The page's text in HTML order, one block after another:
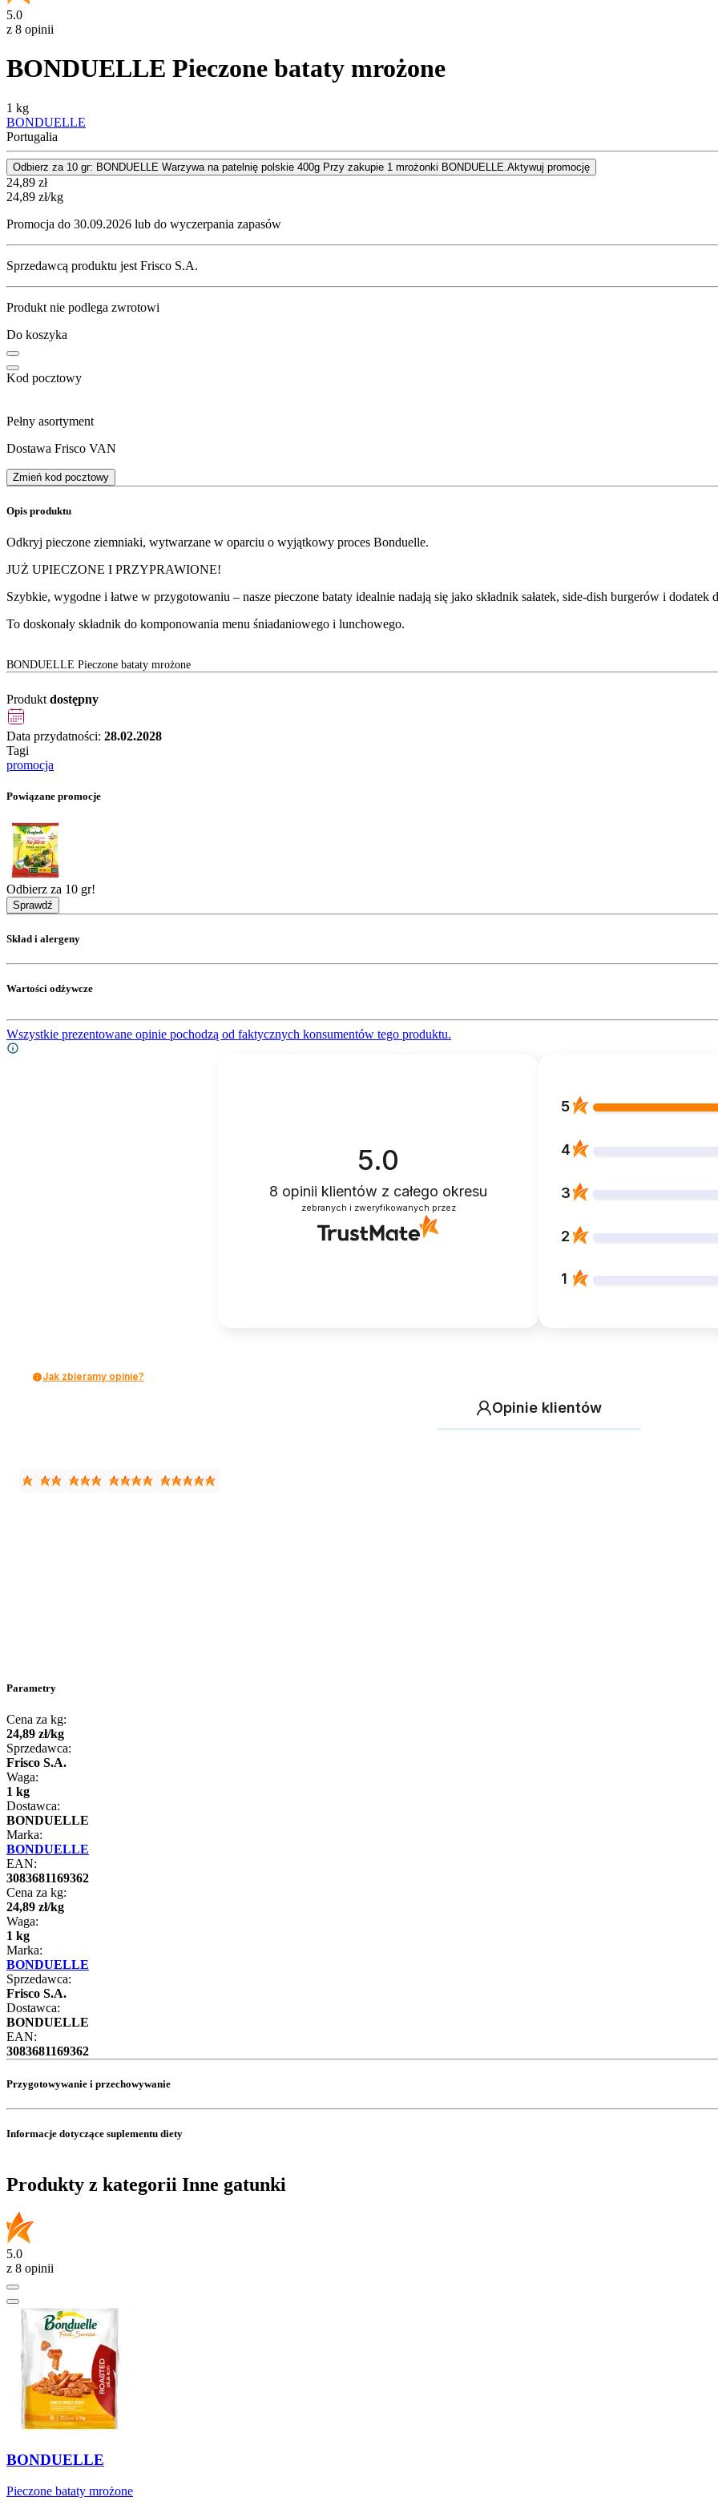
5.0
z 8 opinii
BONDUELLE Pieczone bataty mrożone
1 kg
BONDUELLE
Portugalia
Odbierz za 10 gr: BONDUELLE Warzywa na patelnię polskie 400g Przy zakupie 1 mrożonki BONDUELLE. Aktywuj promocję
Cena
24,89 zł
24,89 zł/kg
Promocja do 30.09.2026 lub do wyczerpania zapasów
Sprzedawcą produktu jest Frisco S.A.
Produkt nie podlega zwrotowi
Do koszyka
Kod pocztowy
Pełny asortyment
Dostawa Frisco VAN
Zmień kod pocztowy
Opis produktu
Odkryj pieczone ziemniaki, wytwarzane w oparciu o wyjątkowy proces Bonduelle.
JUŻ UPIECZONE I PRZYPRAWIONE!
Szybkie, wygodne i łatwe w przygotowaniu – nasze pieczone bataty idealnie nadają się jako składnik sałatek, side-dish burgerów i
To doskonały składnik do komponowania menu śniadaniowego i lunchowego.
BONDUELLE Pieczone bataty mrożone
Produkt dostępny
Data przydatności: 28.02.2028
Tagi
promocja
Powiązane promocje
Odbierz za 10 gr!
Sprawdź
Skład i alergeny
Wartości odżywcze
Wszystkie prezentowane opinie pochodzą od faktycznych konsumentów tego produktu.
5.0
8 opinii klientów z całego okresu
zebranych i zweryfikowanych przez
5
4
3
2
1
Jak zbieramy opinie?
Opinie klientów
Parametry
Cena za kg:
24,89 zł/kg
Sprzedawca:
Frisco S.A.
Waga:
1 kg
Dostawca:
BONDUELLE
Marka:
BONDUELLE
EAN:
3083681169362
Cena za kg:
24,89 zł/kg
Waga:
1 kg
Marka:
BONDUELLE
Sprzedawca:
Frisco S.A.
Dostawca:
BONDUELLE
EAN:
3083681169362
Przygotowywanie i przechowywanie
Informacje dotyczące suplementu diety
Produkty z kategorii Inne gatunki
5.0
z 8 opinii
BONDUELLE
Pieczone bataty mrożone